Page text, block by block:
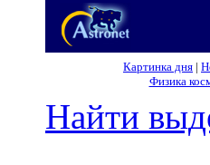
Картинка дня |
Физика
Найти